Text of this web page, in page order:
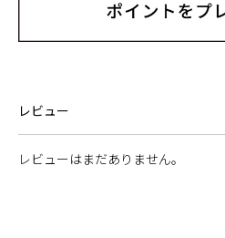
レビュー
レビューはまだありません。